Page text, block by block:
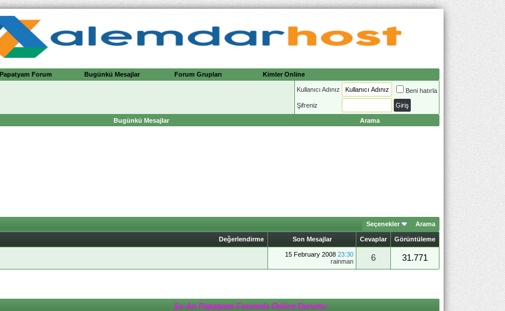
Papatyam Forum Bugünkü Mesajlar Forum Grupları Kimler Online
Kullanıcı Adınız Beni hatırla
Şifreniz
Bugünkü Mesajlar Arama
Seçenekler Arama
Değerlendirme Son Mesajlar Cevaplar Görüntüleme
15 February 2008 23:30
rainman
6 31.771
Şu An Papatyam Forumda Online Durumu